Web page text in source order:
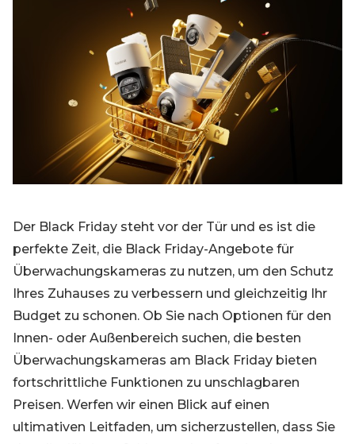
Kontakt
Generalüberholt
Bestellung verfolgen
Einloggen
Der Black Friday steht vor der Tür und es ist die
perfekte Zeit, die Black Friday-Angebote für
Überwachungskameras zu nutzen, um den Schutz
Ihres Zuhauses zu verbessern und gleichzeitig Ihr
Budget zu schonen. Ob Sie nach Optionen für den
Innen- oder Außenbereich suchen, die besten
Überwachungskameras am Black Friday bieten
fortschrittliche Funktionen zu unschlagbaren
Preisen. Werfen wir einen Blick auf einen
ultimativen Leitfaden, um sicherzustellen, dass Sie